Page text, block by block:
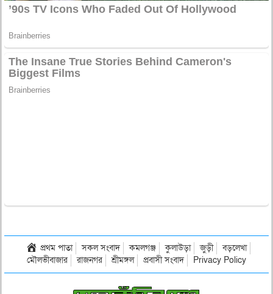
প্রথম পাতা সকল সংবাদ কমলগঞ্জ কুলাউড়া জুড়ী
বড়লেখা
মৌলভীবাজার
রাজনগর শ্রীমঙ্গল প্রবাসী সংবাদ Privacy Policy